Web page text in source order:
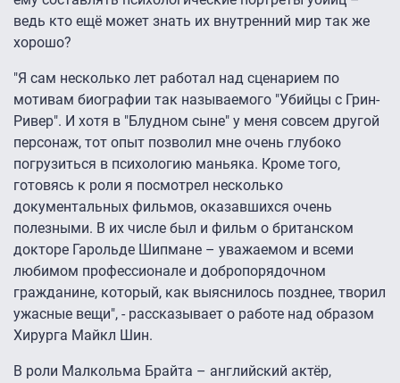
ведь кто ещё может знать их внутренний мир так же
хорошо?
"Я сам несколько лет работал над сценарием по
мотивам биографии так называемого "Убийцы с Грин-
Ривер". И хотя в "Блудном сыне" у меня совсем другой
персонаж, тот опыт позволил мне очень глубоко
погрузиться в психологию маньяка. Кроме того,
готовясь к роли я посмотрел несколько
документальных фильмов, оказавшихся очень
полезными. В их числе был и фильм о британском
докторе Гарольде Шипмане – уважаемом и всеми
любимом профессионале и добропорядочном
гражданине, который, как выяснилось позднее, творил
ужасные вещи", - рассказывает о работе над образом
Хирурга Майкл Шин.
В роли Малкольма Брайта – английский актёр,